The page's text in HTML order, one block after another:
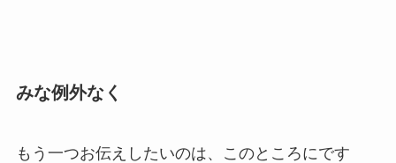
みな例外なく
もう一つお伝えしたいのは、このところにです